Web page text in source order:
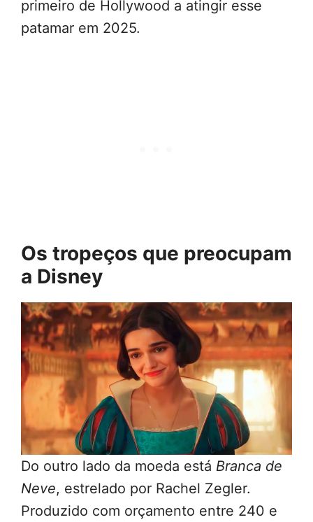
primeiro de Hollywood a atingir esse
patamar em 2025.
Os tropeços que preocupam
a Disney
Do outro lado da moeda está Branca de
Neve, estrelado por Rachel Zegler.
Produzido com orçamento entre 240 e